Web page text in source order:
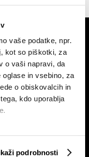
vaše podatke, npr.
kot so piškotki, za
o vaši napravi, da
in vsebino, za
o obiskovalcih in
kdo uporablja
lokaciji, ki so
podrobnosti
se na e-
pismo